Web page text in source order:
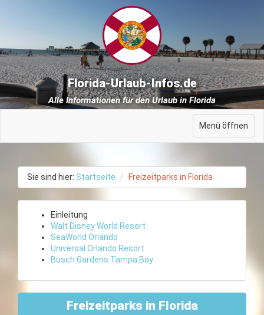
Florida-Urlaub-Infos.de
Alle Informationen für den Urlaub in Florida
Menü öffnen
Sie sind hier: Startseite Freizeitparks in Florida
Einleitung
Walt Disney World Resort
SeaWorld Orlando
Universal Orlando Resort
Busch Gardens Tampa Bay
Freizeitparks in Florida